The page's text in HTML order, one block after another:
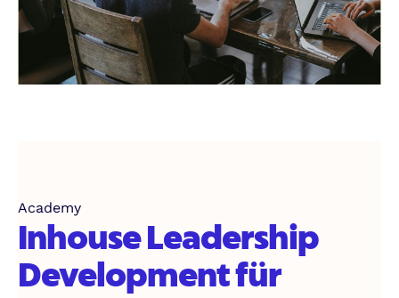
Academy
Inhouse Leadership
Development für